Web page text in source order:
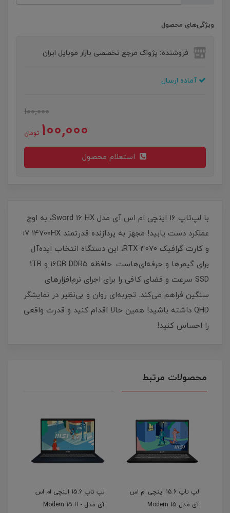
ویژگی‌های محصول
فروشنده: پژواک مرجع تخصصی بازار موبایل ایران
آماده ارسال
100,000
100,000 تومان
با لپ‌تاپ 16 اینچی ام اس آی مدل Sword 16 HX، به اوج
عملکرد دست یابید! مجهز به پردازنده قدرتمند i7 14700HX
و کارت گرافیک RTX 4070، این دستگاه انتخاب ایده‌آل
برای گیمرها و حرفه‌ای‌هاست. حافظه 16GB DDR5 و 1TB
SSD سرعت و فضای کافی را برای اجرای نرم‌افزارهای
سنگین فراهم می‌کند. تجربه‌ای روان و بی‌نظیر در نمایشگر
QHD داشته باشید! همین حالا اقدام کنید و قدرت واقعی
را احساس کنید!
محصولات مرتبط
لپ تاپ 15.6 اینچی ام اس
آی مدل Modern 15
لپ تاپ 15.6 اینچی ام اس
آی مدل Modern 15 H -